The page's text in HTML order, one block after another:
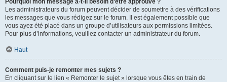
Pourquoi mon message a-t-il besoin d’être approuvé ?
Les administrateurs du forum peuvent décider de soumettre à des vérifications
les messages que vous rédigez sur le forum. Il est également possible que
vous ayez été placé dans un groupe d’utilisateurs aux permissions limitées.
Pour plus d’informations, veuillez contacter un administrateur du forum.
Haut
Comment puis-je remonter mes sujets ?
En cliquant sur le lien « Remonter le sujet » lorsque vous êtes en train de